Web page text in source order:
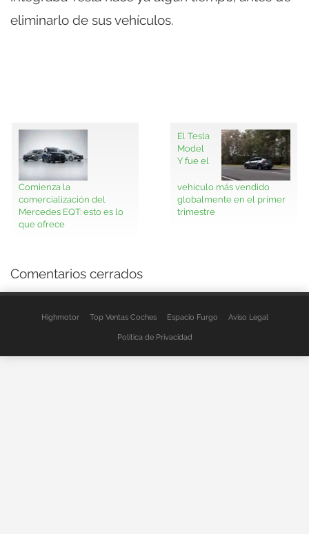
eliminarlo de sus vehículos.
Comienza la
comercialización del
Mercedes EQT: esto es lo
que ofrece
El Tesla
Model
Y fue el
vehículo más vendido
globalmente en el primer
trimestre
Comentarios cerrados
Highmotor Top Ventas Coches Espacio Furgo Aviso Legal
Política de Privacidad